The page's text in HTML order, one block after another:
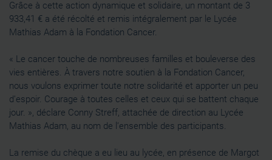
Grâce à cette action dynamique et solidaire, un montant de 3
933,41 € a été récolté et remis intégralement par le Lycée
Mathias Adam à la Fondation Cancer.
« Le cancer touche de nombreuses familles et bouleverse des
vies entières. À travers notre soutien à la Fondation Cancer,
nous voulons exprimer toute notre solidarité et apporter un peu
d’espoir. Courage à toutes celles et ceux qui se battent chaque
jour. », déclare Conny Streff, attachée de direction au Lycée
Mathias Adam, au nom de l’ensemble des participants.
La remise du chèque a eu lieu au lycée, en présence de Margot